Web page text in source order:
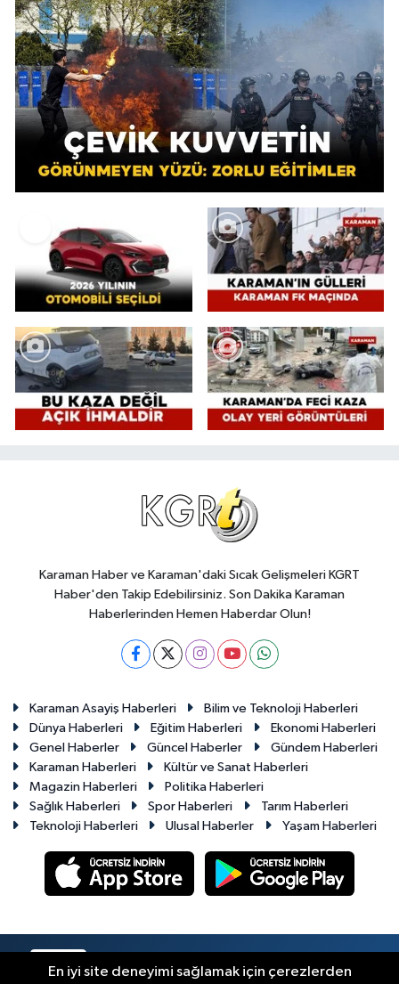
Karaman Haber ve Karaman'daki Sıcak Gelişmeleri KGRT
Haber'den Takip Edebilirsiniz. Son Dakika Karaman
Haberlerinden Hemen Haberdar Olun!
Karaman Asayiş Haberleri
Bilim ve Teknoloji Haberleri
Dünya Haberleri
Eğitim Haberleri
Ekonomi Haberleri
Genel Haberler
Güncel Haberler
Gündem Haberleri
Karaman Haberleri
Kültür ve Sanat Haberleri
Magazin Haberleri
Politika Haberleri
Sağlık Haberleri
Spor Haberleri
Tarım Haberleri
Teknoloji Haberleri
Ulusal Haberler Yaşam Haberleri
En iyi site deneyimi sağlamak için çerezlerden